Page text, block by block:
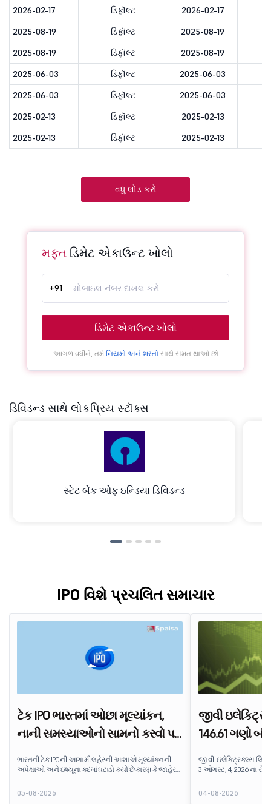
2026-02-17
ડિફૉલ્ટ 2026-02-17
2025-08-19
ડિફૉલ્ટ 2025-08-19
2025-08-19
ડિફૉલ્ટ 2025-08-19
2025-06-03
ડિફૉલ્ટ 2025-06-03
2025-06-03
ડિફૉલ્ટ 2025-06-03
2025-02-13
ડિફૉલ્ટ 2025-02-13
2025-02-13
ડિફૉલ્ટ 2025-02-13
વધુ લોડ કરો
મફત ડિમેટ એકાઉન્ટ ખોલો
+91
ડિમેટ એકાઉન્ટ ખોલો
આગળ વધીને, તમે નિયમો અને શરતોસાથે સંમત થાઓ છો
ડિવિડન્ડ સાથે લોકપ્રિય સ્ટૉક્સ
સ્ટેટ બેંક ઓફ ઇન્ડિયા ડિવિડન્ડ
IPO વિશે પ્રચલિત સમાચાર
ટેક IPO ભારતમાં ઓછા મૂલ્યાંકન,
નાની સમસ્યાઓનો સામનો કરવો પડે
ભારતની ટેક IPOની આગામી લહેરની આશાએ મૂલ્યાંકનની
અપેક્ષાઓ અને ઇશ્યૂના કદમાં ઘટાડો કર્યો છે કારણ કે જાહેર
બજારમાં પહોંચે તે પહેલાં ભારતના ટેક લિસ્ટિંગના આગામી
પાકનું પુનઃમૂલ્યાંકન કરવામાં આવી રહ્યું છે.
05-08-2026
જીવી
146.61 ગણો
સેગમેન્ટ
જી.વી. ઇલેક્ટ્રિકલ્સ
3 ઓગસ્ટ, 4, 2026 ના રોજ
સબસ્ક્રિપ્શન માટે
શેર માટે બિડ પ્રાપ્ત થઈ છે.
04-08-2026